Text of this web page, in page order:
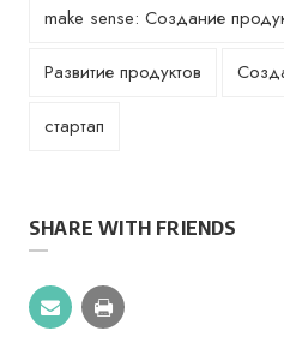
make sense: Создание
Развитие продуктов
стартап
SHARE WITH FRIENDS